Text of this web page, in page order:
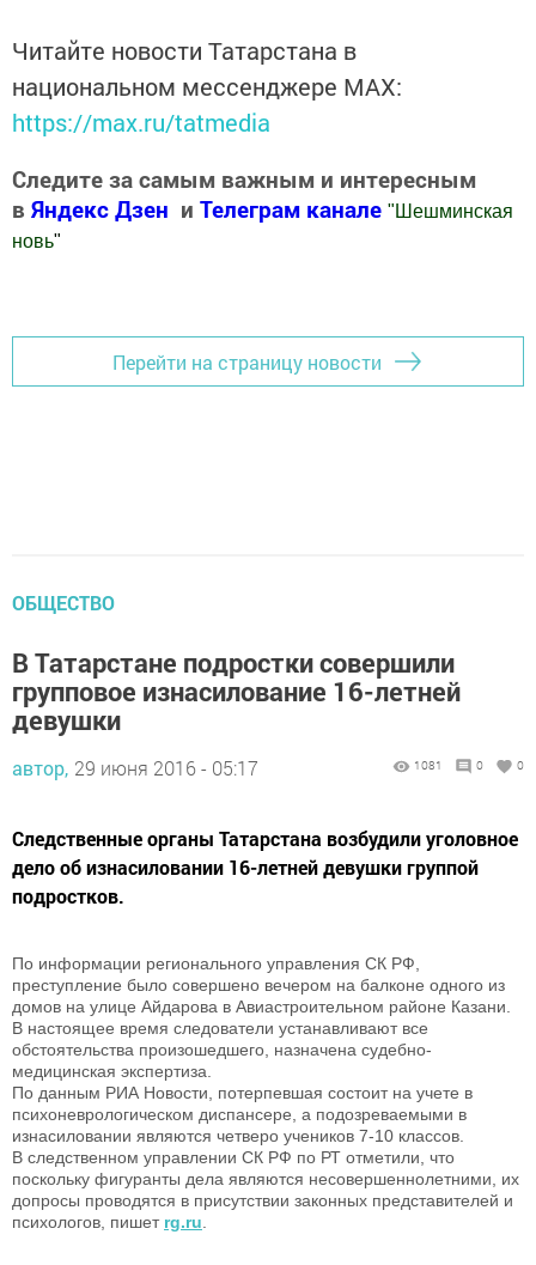
Читайте новости Татарстана в
национальном мессенджере MАХ:
https://max.ru/tatmedia
Следите за самым важным и интересным
в Яндекс Дзен и Телеграм канале " Шешминская
новь"
Перейти на страницу новости
ОБЩЕСТВО
В Татарстане подростки совершили
групповое изнасилование 16-летней
девушки
автор, 29 июня 2016 - 05:17 1081 0 0
Следственные органы Татарстана возбудили уголовное
дело об изнасиловании 16-летней девушки группой
подростков.
По информации регионального управления СК РФ,
преступление было совершено вечером на балконе одного из
домов на улице Айдарова в Авиастроительном районе Казани.
В настоящее время следователи устанавливают все
обстоятельства произошедшего, назначена судебно-
медицинская экспертиза.
По данным РИА Новости, потерпевшая состоит на учете в
психоневрологическом диспансере, а подозреваемыми в
изнасиловании являются четверо учеников 7-10 классов.
В следственном управлении СК РФ по РТ отметили, что
поскольку фигуранты дела являются несовершеннолетними, их
допросы проводятся в присутствии законных представителей и
психологов, пишет rg.ru.